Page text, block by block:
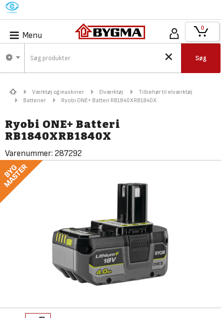
M
Menu
Søg
0
Værktøj og maskiner Elværktøj
Tilbehør til elværktøj
Batterier
Ryobi ONE+ Batteri RB1840XRB1840X
Ryobi ONE+ Batteri
RB1840XRB1840X
Varenummer: 287292